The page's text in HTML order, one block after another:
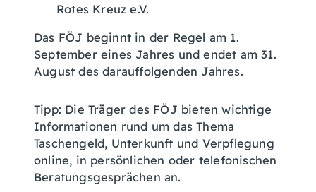
Rotes Kreuz e.V.
Das FÖJ beginnt in der Regel am 1.
September eines Jahres und endet am 31.
August des darauffolgenden Jahres.
Tipp: Die Träger des FÖJ bieten wichtige
Informationen rund um das Thema
Taschengeld, Unterkunft und Verpflegung
online, in persönlichen oder telefonischen
Beratungsgesprächen an.